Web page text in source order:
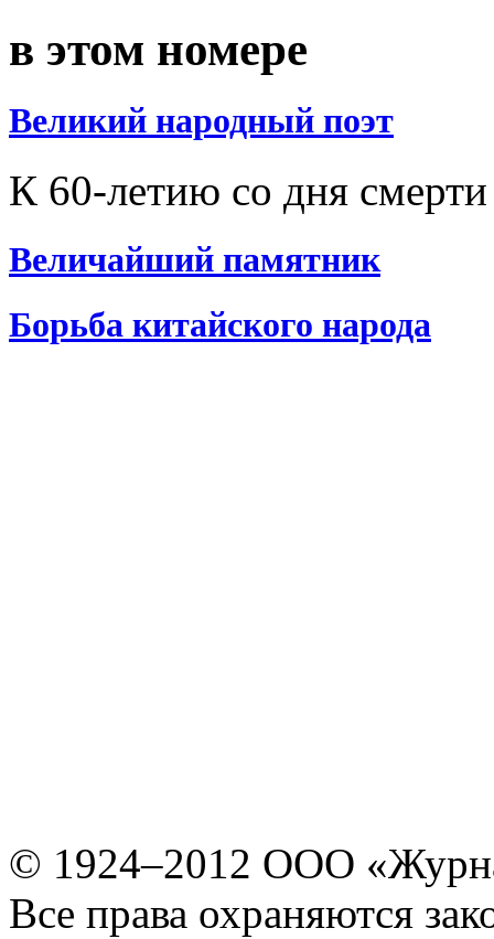
в этом номере
Великий народный поэт
К 60-летию со дня
Величайший памятник
Борьба китайского народа
© 1924–2012 ООО
Все права охраняются